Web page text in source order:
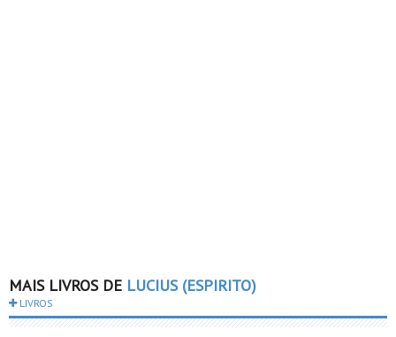
MAIS LIVROS DE LUCIUS (ESPIRITO)
LIVROS